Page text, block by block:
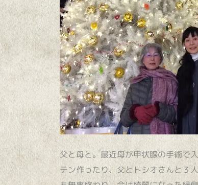
父と母と。最近母が甲状腺の手術で
テン作ったり、父とトシオさんと３